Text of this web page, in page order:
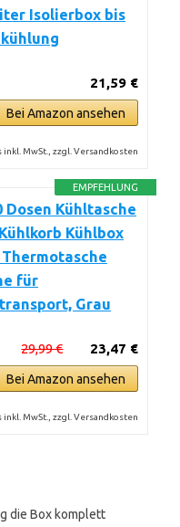
Isolierbox bis
21,59 €
Bei Amazon ansehen
inkl. MwSt., zzgl. Versandkosten
EMPFEHLUNG
Dosen Kühltasche
Kühlbox
für
Grau
23,47 €
29,99 €
Bei Amazon ansehen
inkl. MwSt., zzgl. Versandkosten
die Box komplett